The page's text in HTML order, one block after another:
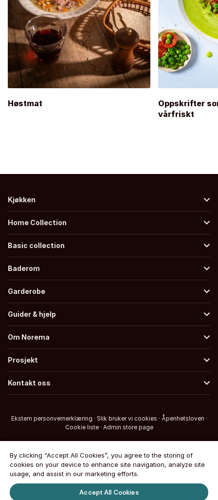
Høstmat
Oppskrifter
vårfriskt
Kjøkken
Home Collection
Basic collection
Baderom
Garderobe
Guider & hjelp
Om Norema
Prosjekt
Kontakt oss
Ekstern personvernerklæring · Slik bruker vi cookies · Åpenhetsloven ·
Cookie liste · Admin store page
By clicking “Accept All Cookies”, you agree to the storing of
cookies on your device to enhance site navigation, analyze site
usage, and assist in our marketing efforts.
Accept All Cookies